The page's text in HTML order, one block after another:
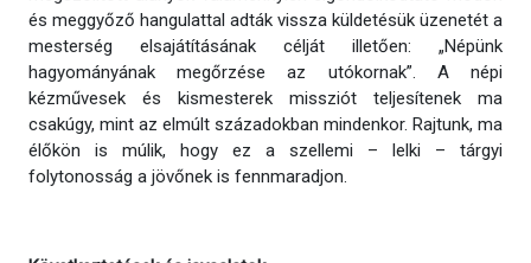
és meggyőző hangulattal adták vissza küldetésük üzenetét a
mesterség elsajátításának célját illetően: „Népünk
hagyományának megőrzése az utókornak”. A népi
kézművesek és kismesterek missziót teljesítenek ma
csakúgy, mint az elmúlt századokban mindenkor. Rajtunk, ma
élőkön is múlik, hogy ez a szellemi – lelki – tárgyi
folytonosság a jövőnek is fennmaradjon.